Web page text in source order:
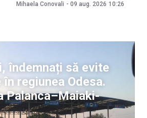
Mihaela Conovali - 09 aug. 2026 10:26
îndemnați să evite
regiunea Odesa.
Palanca–Maiaki-